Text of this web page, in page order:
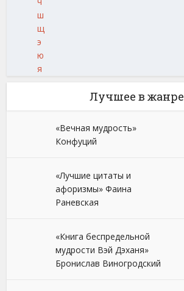
ш
щ
э
ю
я
Лучшее в жанре
«Вечная мудрость»
Конфуций
«Лучшие цитаты и
афоризмы» Фаина
Раневская
«Книга беспредельной
мудрости Вэй Дэханя»
Бронислав Виногродский